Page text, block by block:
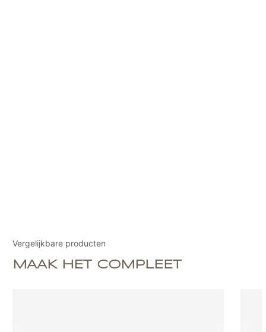
Vergelijkbare producten
MAAK HET COMPLEET